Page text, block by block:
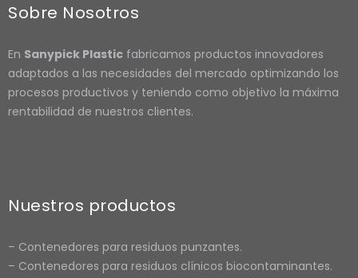
Sobre Nosotros
En Sanypick Plastic fabricamos productos innovadores
adaptados a las necesidades del mercado optimizando los
procesos productivos y teniendo como objetivo la máxima
rentabilidad de nuestros clientes.
Nuestros productos
– Contenedores para residuos punzantes.
– Contenedores para residuos clínicos biocontaminantes.